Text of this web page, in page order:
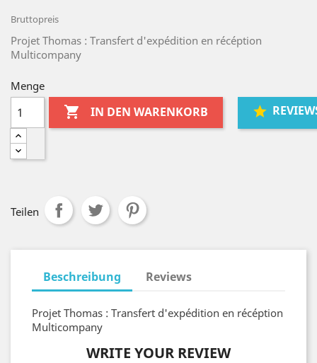
Bruttopreis
Projet Thomas : Transfert d'expédition en récéption
Multicompany
Menge
 IN DEN WARENKORB
Teilen
Beschreibung Reviews
Projet Thomas : Transfert d'expédition en récéption
Multicompany
WRITE YOUR REVIEW